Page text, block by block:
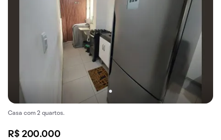
Casa com 2 quartos.
R$ 200.000